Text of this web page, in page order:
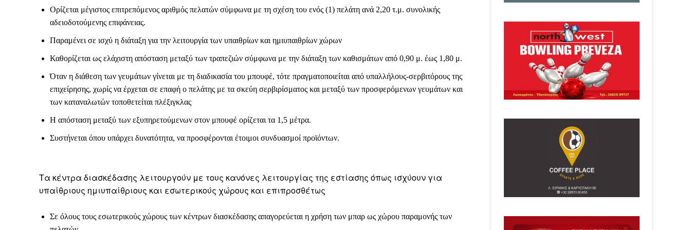
Ορίζεται μέγιστος επιτρεπόμενος αριθμός πελατών σύμφωνα με τη σχέση του ενός (1) πελάτη ανά 2,20 τ.μ. συνολικής
αδειοδοτούμενης επιφάνειας.
Παραμένει σε ισχύ η διάταξη για την λειτουργία των υπαιθρίων και ημιυπαιθρίων χώρων
Καθορίζεται ως ελάχιστη απόσταση μεταξύ των τραπεζιών σύμφωνα με την διάταξη των καθισμάτων από 0,90 μ. έως 1,80 μ.
Όταν η διάθεση των γευμάτων γίνεται με τη διαδικασία του μπουφέ, τότε πραγματοποιείται από υπαλλήλους-σερβιτόρους της
επιχείρησης, χωρίς να έρχεται σε επαφή ο πελάτης με τα σκεύη σερβιρίσματος και μεταξύ των προσφερόμενων γευμάτων και
των καταναλωτών τοποθετείται πλέξιγκλας
Η απόσταση μεταξύ των εξυπηρετούμενων στον μπουφέ ορίζεται τα 1,5 μέτρα.
Συστήνεται όπου υπάρχει δυνατότητα, να προσφέρονται έτοιμοι συνδυασμοί προϊόντων.
Τα κέντρα διασκέδασης λειτουργούν με τους κανόνες λειτουργίας της εστίασης όπως ισχύουν για
υπαίθριους ημιυπαίθριους και εσωτερικούς χώρους και επιπροσθέτως
Σε όλους τους εσωτερικούς χώρους των κέντρων διασκέδασης απαγορεύεται η χρήση των μπαρ ως χώρου παραμονής των